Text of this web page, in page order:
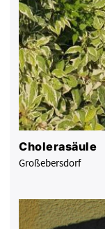
Cholerasäule
Großebersdorf